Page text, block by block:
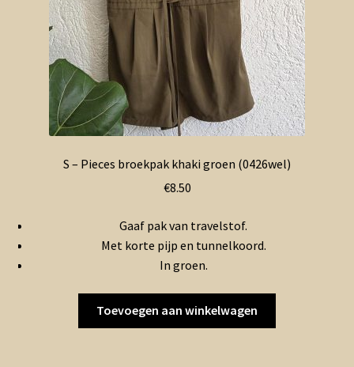
S – Pieces broekpak khaki groen (0426wel)
€8.50
Gaaf pak van travelstof.
Met korte pijp en tunnelkoord.
In groen.
Toevoegen aan winkelwagen